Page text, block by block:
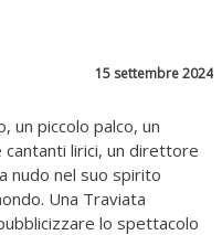
15 settembre 2024
un piccolo palco, un
lirici, un direttore
nudo nel suo spirito
Una Traviata
lo spettacolo